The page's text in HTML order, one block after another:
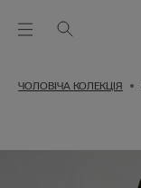
ЧОЛОВІЧА КОЛЕКЦІЯ